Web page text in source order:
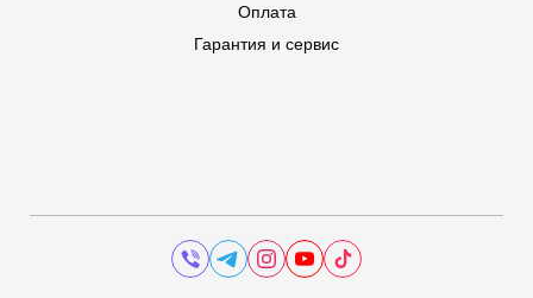
Оплата
Гарантия и сервис